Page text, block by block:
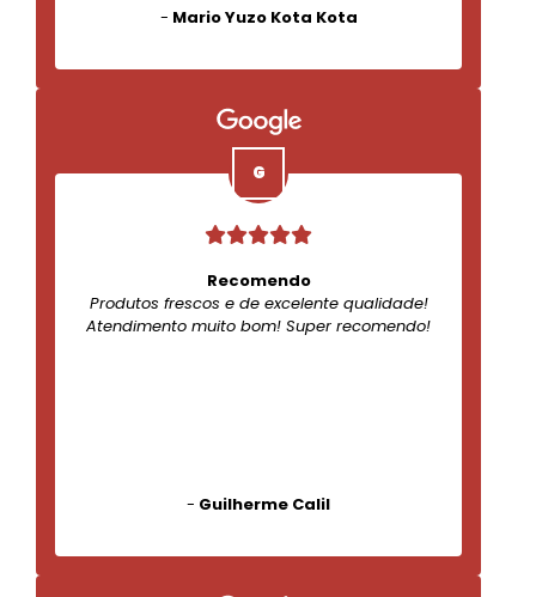
- Mario Yuzo Kota Kota
Recomendo
Produtos frescos e de excelente qualidade!
Atendimento muito bom! Super recomendo!
- Guilherme Calil